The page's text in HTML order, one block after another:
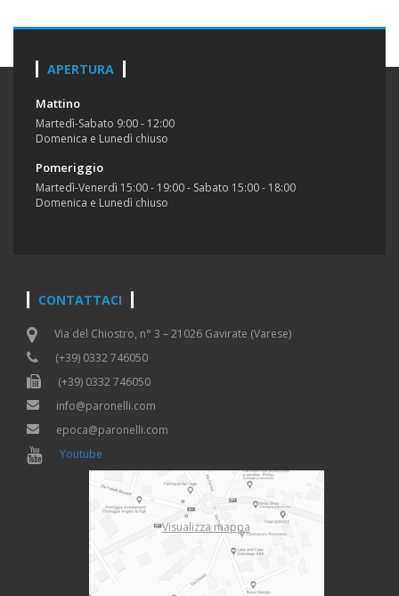
APERTURA
Mattino
Martedì-Sabato 9:00 - 12:00
Domenica e Lunedì chiuso
Pomeriggio
Martedì-Venerdì 15:00 - 19:00 - Sabato 15:00 - 18:00
Domenica e Lunedì chiuso
CONTATTACI
Via del Chiostro, n° 3 – 21026 Gavirate (Varese)
(+39) 0332 746050
(+39) 0332 746050
info@paronelli.com
epoca@paronelli.com
Youtube
Visualizza mappa